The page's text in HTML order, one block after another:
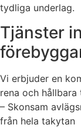
tydliga underlag.
Tjänster
Vi erbjuder en
rena och
– Skonsam
från hela takytan